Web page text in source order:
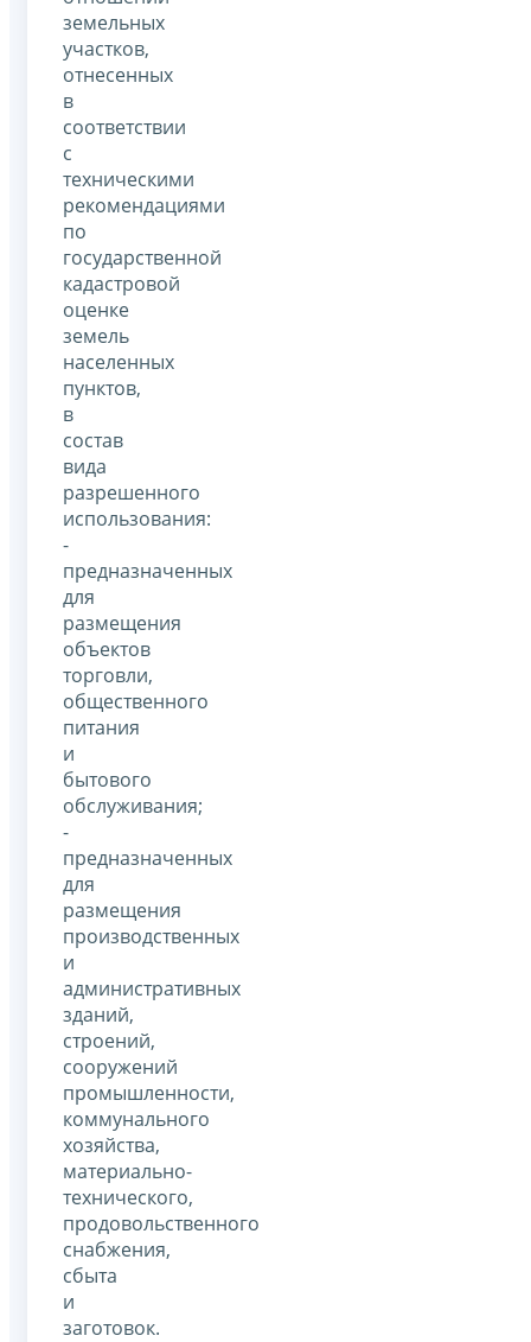
земельных
участков,
отнесенных
в
соответствии
с
техническими
рекомендациями
по
государственной
кадастровой
оценке
земель
населенных
пунктов,
в
состав
вида
разрешенного
использования:
-
предназначенных
для
размещения
объектов
торговли,
общественного
питания
и
бытового
обслуживания;
-
предназначенных
для
размещения
производственных
и
административных
зданий,
строений,
сооружений
промышленности,
коммунального
хозяйства,
материально-
технического,
продовольственного
снабжения,
сбыта
и
заготовок.